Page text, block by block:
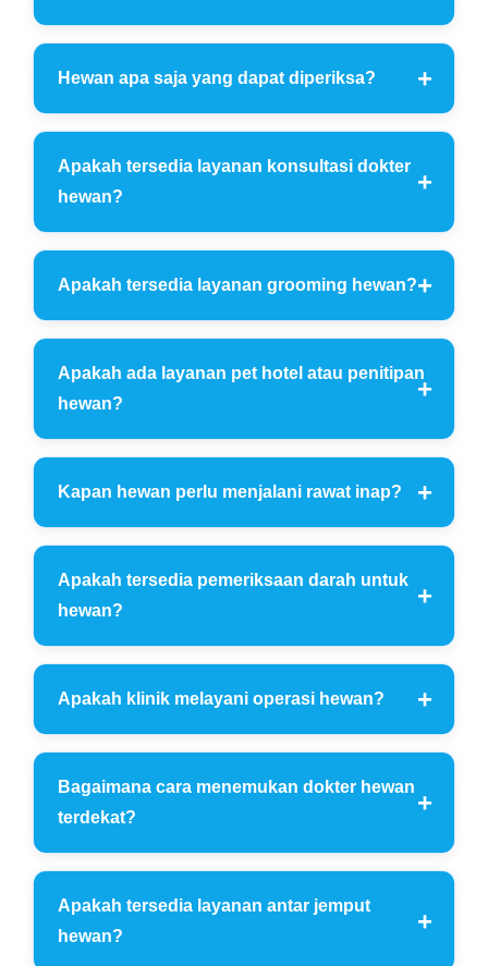
Hewan apa saja yang dapat diperiksa?
Apakah tersedia layanan konsultasi dokter
hewan?
Apakah tersedia layanan grooming hewan?
Apakah ada layanan pet hotel atau penitipan
hewan?
Kapan hewan perlu menjalani rawat inap?
Apakah tersedia pemeriksaan darah untuk
hewan?
Apakah klinik melayani operasi hewan?
Bagaimana cara menemukan dokter hewan
terdekat?
Apakah tersedia layanan antar jemput
hewan?